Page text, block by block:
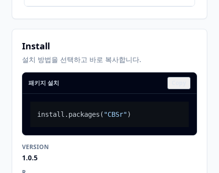
Install
설치 방법을 선택하고 바로 복사합니다.
패키지 설치
install.packages ( "CBSr")
VERSION
1.0.5